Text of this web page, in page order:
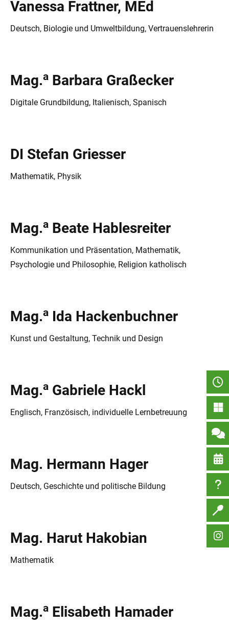
Vanessa Frattner, MEd
Deutsch, Biologie und Umweltbildung, Vertrauenslehrerin
Mag.a Barbara Graßecker
Digitale Grundbildung, Italienisch, Spanisch
DI Stefan Griesser
Mathematik, Physik
Mag.a Beate Hablesreiter
Kommunikation und Präsentation, Mathematik,
Psychologie und Philosophie, Religion katholisch
Mag.a Ida Hackenbuchner
Kunst und Gestaltung, Technik und Design
Mag.a Gabriele Hackl
Englisch, Französisch, individuelle Lernbetreuung
Mag. Hermann Hager
Deutsch, Geschichte und politische Bildung
Mag. Harut Hakobian
Mathematik
Mag.a Elisabeth Hamader